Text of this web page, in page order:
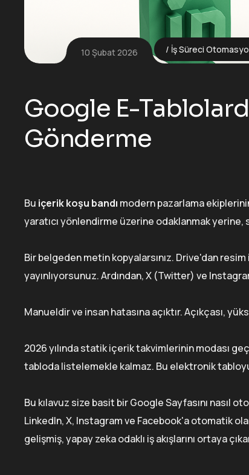
10 Şubat 2026 İş Süreci
Google E-
Gönderme
Bu içerik koşu bandı modern pazarlama
yaratıcı yönlendirme üzerine odaklanmak yerine,
Bir belgeden metin kopyalarsınız. Drive'dan
yayınlıyorsunuz. Ardından, X (Twitter) ve
Manueldir ve insan hatasına açıktır. Açıkçası,
2026 yılında statik içerik takvimlerinin modası
tabloda listelemekle kalmaz. Bu elektronik
Bu kılavuz size basit bir Google Sayfasını
LinkedIn, X, Instagram ve Facebook'a otomatik
gelişmiş, yapay zeka odaklı iş akışlarını ortaya